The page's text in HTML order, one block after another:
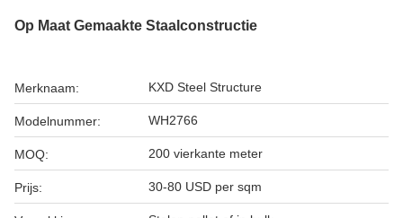
Op Maat Gemaakte Staalconstructie
Merknaam: KXD Steel Structure
Modelnummer: WH2766
MOQ: 200 vierkante meter
Prijs: 30-80 USD per sqm